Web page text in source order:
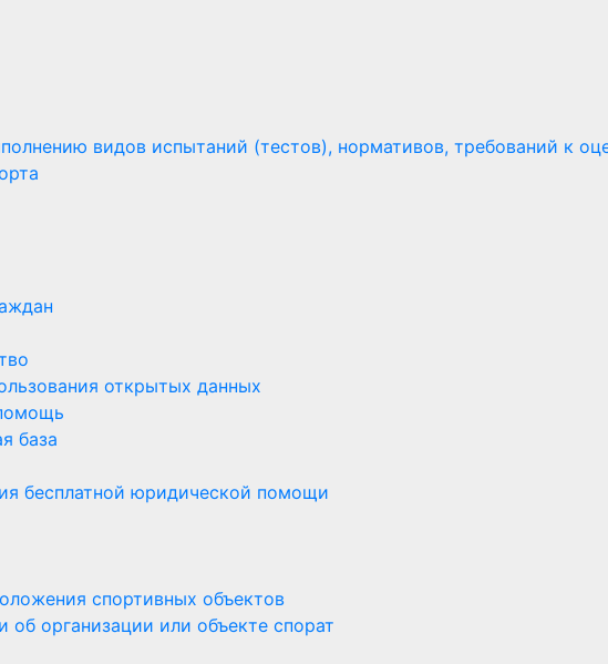
видов испытаний (тестов), нормативов, требований к
открытых данных
база
бесплатной юридической помощи
спортивных объектов
организации или объекте спорат